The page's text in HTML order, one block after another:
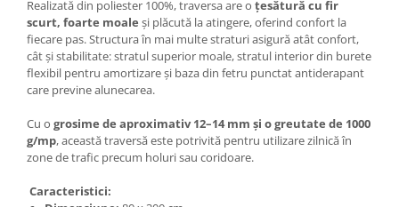
Realizată din poliester 100%, traversa are o țesătură cu fir
scurt, foarte moale și plăcută la atingere, oferind confort la
fiecare pas. Structura în mai multe straturi asigură atât confort,
cât și stabilitate: stratul superior moale, stratul interior din burete
flexibil pentru amortizare și baza din fetru punctat antiderapant
care previne alunecarea.
Cu o grosime de aproximativ 12–14 mm și o greutate de 1000
g/mp, această traversă este potrivită pentru utilizare zilnică în
zone de trafic precum holuri sau coridoare.
Caracteristici: